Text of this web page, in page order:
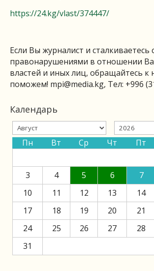
https://24.kg/vlast/374447/
Если Вы журналист и сталкиваетесь
правонарушениями в отношении
властей и иных лиц, обращайтесь
поможем! mpi@media.kg, Тел: +996
Календарь
Пн Вт Ср Чт Пт
3
4 5 6 7
10
11 12 13 14
17
18 19 20 21
24
25 26 27 28
31